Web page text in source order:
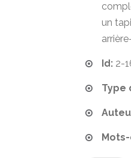
un
Id: 2-
Type